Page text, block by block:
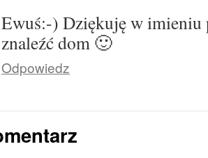
Ewuś:-) Dziękuję w imieniu
znaleźć dom 🙂
Odpowiedz